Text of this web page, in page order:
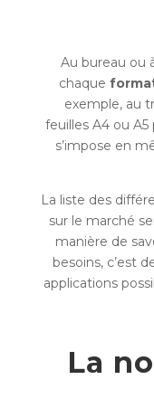
Au bureau ou
chaque
exemple, au
feuilles A4 ou A5
s’impose en
La liste des
sur le marché
manière de
besoins, c’est
applications
La